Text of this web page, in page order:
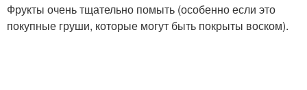
Фрукты очень тщательно помыть (особенно если это
покупные груши, которые могут быть покрыты воском).